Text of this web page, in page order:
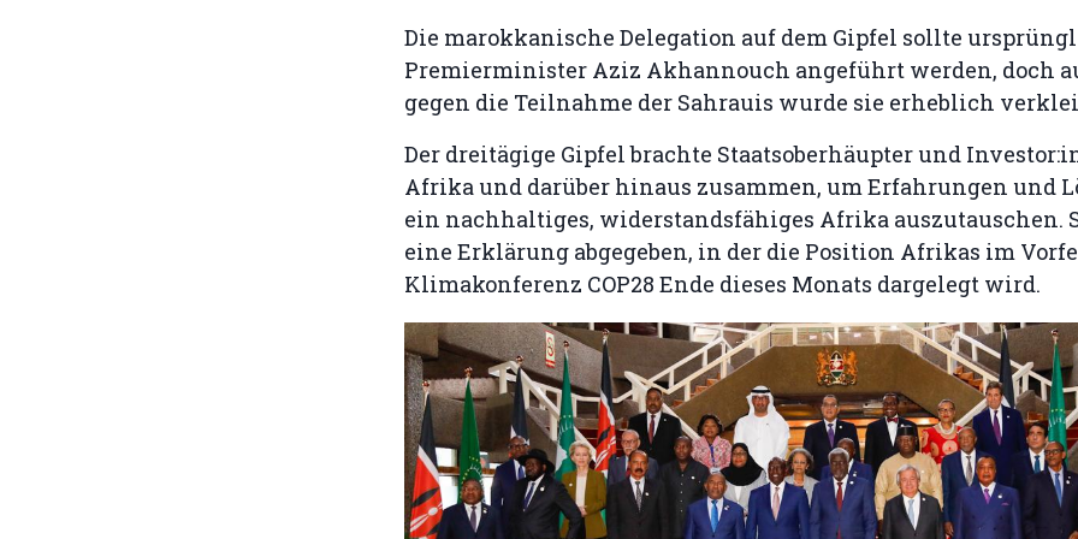
Die marokkanische Delegation auf dem Gipfel sollte
Premierminister Aziz Akhannouch angeführt werden, doch
gegen die Teilnahme der Sahrauis wurde sie erheblich
Der dreitägige Gipfel brachte Staatsoberhäupter und
Afrika und darüber hinaus zusammen, um Erfahrungen und
ein nachhaltiges, widerstandsfähiges Afrika auszutauschen.
eine Erklärung abgegeben, in der die Position Afrikas im
Klimakonferenz COP28 Ende dieses Monats dargelegt wird.